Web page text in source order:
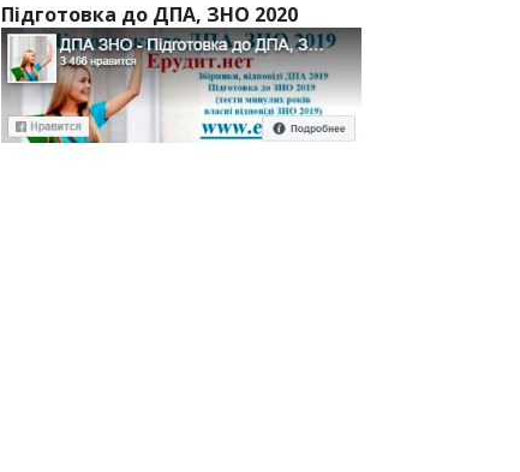
Підготовка до ДПА, ЗНО 2020